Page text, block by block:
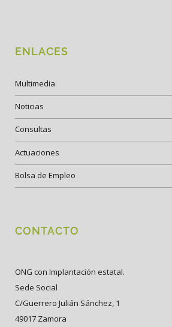
ENLACES
Multimedia
Noticias
Consultas
Actuaciones
Bolsa de Empleo
CONTACTO
ONG con Implantación estatal.
Sede Social
C/Guerrero Julián Sánchez, 1
49017 Zamora